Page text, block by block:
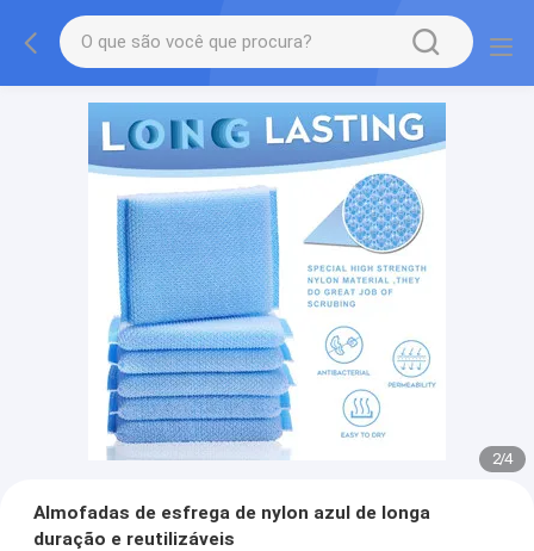
2/4
Almofadas de esfrega de nylon azul de longa
duração e reutilizáveis